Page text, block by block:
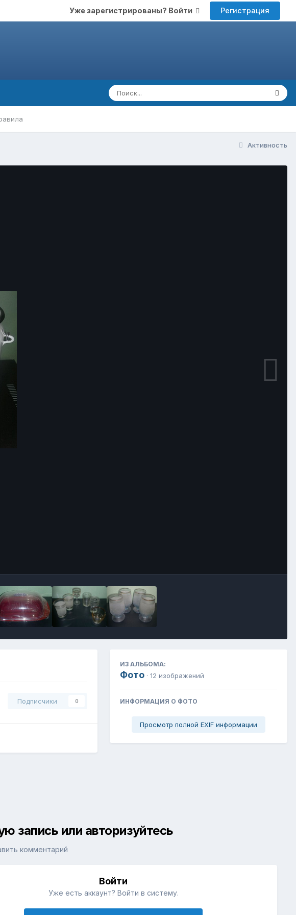
Уже зарегистрированы? Войти Регистрация
Активность
Подписчики 0
ИЗ АЛЬБОМА:
Фото · 12 изображений
ИНФОРМАЦИЯ О ФОТО
Просмотр полной EXIF информации
запись или авторизуйтесь
комментарий
Войти
Уже есть аккаунт? Войти в систему.